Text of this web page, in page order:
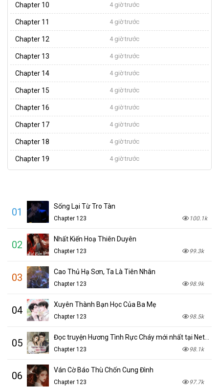
Chapter 10 4 giờ trước
Chapter 11 4 giờ trước
Chapter 12 4 giờ trước
Chapter 13 4 giờ trước
Chapter 14 4 giờ trước
Chapter 15 4 giờ trước
Chapter 16 4 giờ trước
Chapter 17 4 giờ trước
Chapter 18 4 giờ trước
Chapter 19 4 giờ trước
01 Sống Lại Từ Tro Tàn
Chapter 123 100.1k
02 Nhất Kiến Hoạ Thiên Duyên
Chapter 123 99.3k
03 Cao Thủ Hạ Sơn, Ta Là Tiên Nhân
Chapter 123 98.9k
04 Xuyên Thành Bạn Học Của Ba Mẹ
Chapter 123 98.5k
05 Đọc truyện Hương Tình Rực Cháy mới nhất tại NetTruyen
Chapter 123 98.1k
06 Ván Cờ Báo Thù Chốn Cung Đình
Chapter 123 97.7k